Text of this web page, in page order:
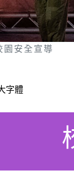
園安全宣導
字體